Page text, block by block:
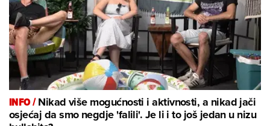
INFO /Nikad više mogućnosti i aktivnosti, a nikad jači
osjećaj da smo negdje 'falili'. Je li i to još jedan u nizu